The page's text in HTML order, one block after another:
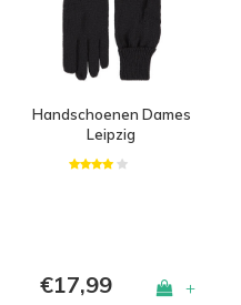
Handschoenen Dames
Leipzig
€17,99 +